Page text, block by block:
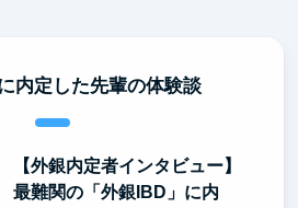
内定した先輩の体験談
【外銀内定者インタビュー】
最難関の「外銀IBD」に内